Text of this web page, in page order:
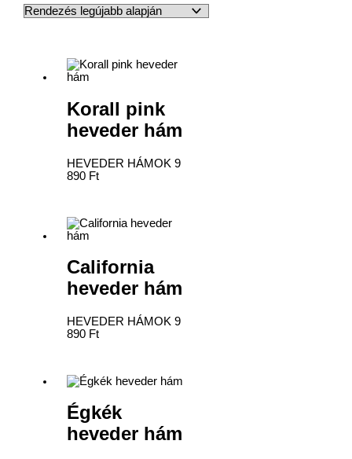
Korall pink
heveder hám
HEVEDER HÁMOK9
890 Ft
California
heveder hám
HEVEDER HÁMOK9
890 Ft
Égkék
heveder hám